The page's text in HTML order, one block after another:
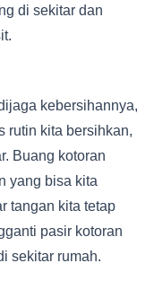
di sekitar dan
kebersihannya,
rutin kita bersihkan,
Buang kotoran
yang bisa kita
tangan kita tetap
pasir kotoran
sekitar rumah.